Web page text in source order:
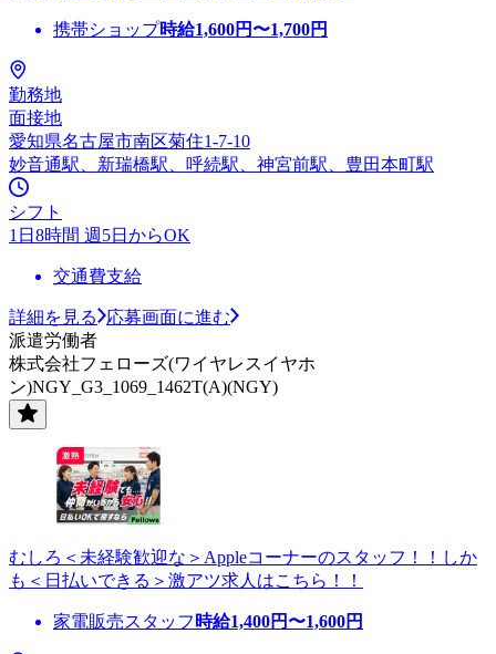
携帯ショップ時給1,600円〜1,700円
勤務地
面接地
愛知県名古屋市南区菊住1-7-10
妙音通駅、新瑞橋駅、呼続駅、神宮前駅、豊田本町駅
シフト
1日8時間 週5日からOK
交通費支給
詳細を見る
応募画面に進む
派遣労働者
株式会社フェローズ(ワイヤレスイヤホ
ン)NGY_G3_1069_1462T(A)(NGY)
むしろ＜未経験歓迎な＞Appleコーナーのスタッフ！！しか
も＜日払いできる＞激アツ求人はこちら！！
家電販売スタッフ 時給1,400円〜1,600円